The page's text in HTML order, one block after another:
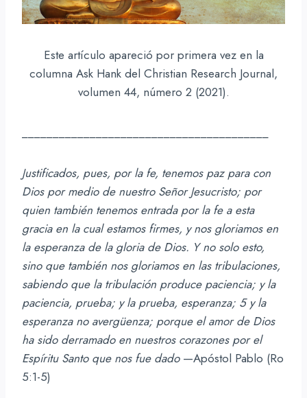
Este artículo apareció por primera vez en la
columna Ask Hank del Christian Research Journal,
volumen 44, número 2 (2021).
Justificados, pues, por la fe, tenemos paz para con
Dios por medio de nuestro Señor Jesucristo; por
quien también tenemos entrada por la fe a esta
gracia en la cual estamos firmes, y nos gloriamos en
la esperanza de la gloria de Dios. Y no solo esto,
sino que también nos gloriamos en las tribulaciones,
sabiendo que la tribulación produce paciencia; y la
paciencia, prueba; y la prueba, esperanza; 5 y la
esperanza no avergüenza; porque el amor de Dios
ha sido derramado en nuestros corazones por el
Espíritu Santo que nos fue dado—Apóstol Pablo (Ro
5:1-5)